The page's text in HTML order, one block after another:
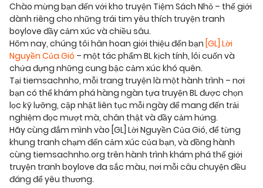
Chào mừng bạn đến với kho truyện Tiệm Sách Nhỏ – thế giới
dành riêng cho những trái tim yêu thích truyện tranh
boylove đầy cảm xúc và chiều sâu.
Hôm nay, chúng tôi hân hoan giới thiệu đến bạn [GL] Lời
Nguyền Của Gió – một tác phẩm BL kịch tính, lôi cuốn và
chứa đựng những cung bậc cảm xúc khó quên.
Tại tiemsachnho, mỗi trang truyện là một hành trình – nơi
bạn có thể khám phá hàng ngàn tựa truyện BL được chọn
lọc kỹ lưỡng, cập nhật liên tục mỗi ngày để mang đến trải
nghiệm đọc mượt mà, chân thật và đầy cảm hứng.
Hãy cùng đắm mình vào [GL] Lời Nguyền Của Gió, để từng
khung tranh chạm đến cảm xúc của bạn, và đồng hành
cùng tiemsachnho.org trên hành trình khám phá thế giới
truyện tranh boylove đa sắc màu, nơi mỗi câu chuyện đều
đáng để yêu thương.